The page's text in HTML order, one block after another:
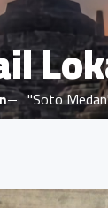
"Soto